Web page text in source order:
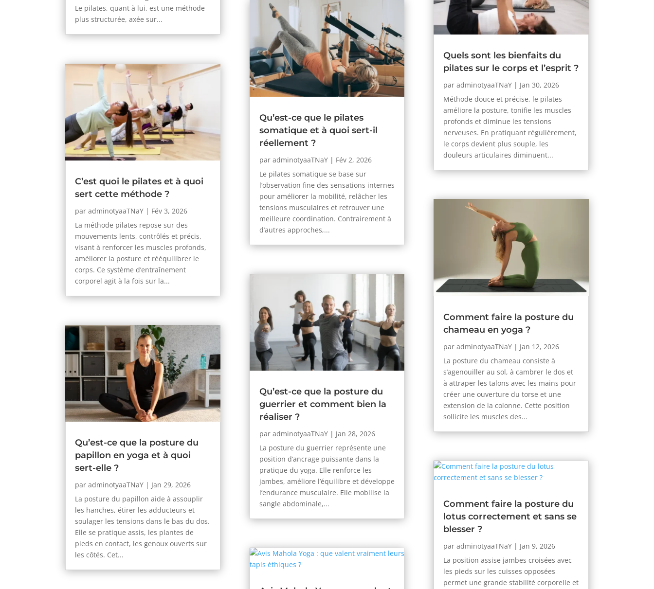
Le pilates, quant à lui, est une méthode
plus structurée, axée sur...
C’est quoi le pilates et à quoi
sert cette méthode ?
paradminotyaaTNaY | Fév 3, 2026
La méthode pilates repose sur des
mouvements lents, contrôlés et précis,
visant à renforcer les muscles profonds,
améliorer la posture et rééquilibrer le
corps. Ce système d’entraînement
corporel agit à la fois sur la...
Qu’est-ce que la posture du
papillon en yoga et à quoi
sert-elle ?
paradminotyaaTNaY | Jan 29, 2026
La posture du papillon aide à assouplir
les hanches, étirer les adducteurs et
soulager les tensions dans le bas du dos.
Elle se pratique assis, les plantes de
pieds en contact, les genoux ouverts sur
les côtés. Cet...
Qu’est-ce que le pilates
somatique et à quoi sert-il
réellement ?
par adminotyaaTNaY| Fév 2, 2026
Le pilates somatique se base sur
l’observation fine des sensations internes
pour améliorer la mobilité, relâcher les
tensions musculaires et retrouver une
meilleure coordination. Contrairement à
d’autres approches,...
Qu’est-ce que la posture du
guerrier et comment bien la
réaliser ?
par adminotyaaTNaY| Jan 28, 2026
La posture du guerrier représente une
position d’ancrage puissante dans la
pratique du yoga. Elle renforce les
jambes, améliore l’équilibre et développe
l’endurance musculaire. Elle mobilise la
sangle abdominale,...
Quels sont les bienfaits du
pilates sur le corps et l’esprit ?
par adminotyaaTNaY| Jan 30, 2026
Méthode douce et précise, le pilates
améliore la posture, tonifie les muscles
profonds et diminue les tensions
nerveuses. En pratiquant régulièrement,
le corps devient plus souple, les
douleurs articulaires diminuent...
Comment faire la posture du
chameau en yoga ?
par adminotyaaTNaY| Jan 12, 2026
La posture du chameau consiste à
s’agenouiller au sol, à cambrer le dos et
à attraper les talons avec les mains pour
créer une ouverture du torse et une
extension de la colonne. Cette position
sollicite les muscles des...
Comment faire la posture du
lotus correctement et sans se
blesser ?
par adminotyaaTNaY| Jan 9, 2026
La position assise jambes croisées avec
les pieds sur les cuisses opposées
permet une grande stabilité corporelle et